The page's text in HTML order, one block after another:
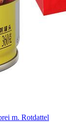
m. Rotdattel